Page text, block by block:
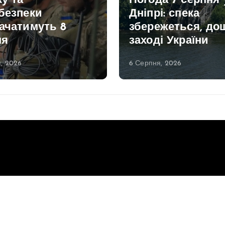
8
2026
Дніпрі: спека
збережеться,
заході України
6 Серпня, 2026